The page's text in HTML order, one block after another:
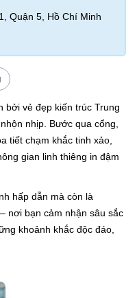
Quận 5, Hồ Chí Minh
bởi vẻ đẹp kiến trúc Trung
nhịp. Bước qua cổng,
tiết chạm khắc tinh xảo,
gian linh thiêng in đậm
hấp dẫn mà còn là
nơi bạn cảm nhận sâu sắc
khoảnh khắc độc đáo,